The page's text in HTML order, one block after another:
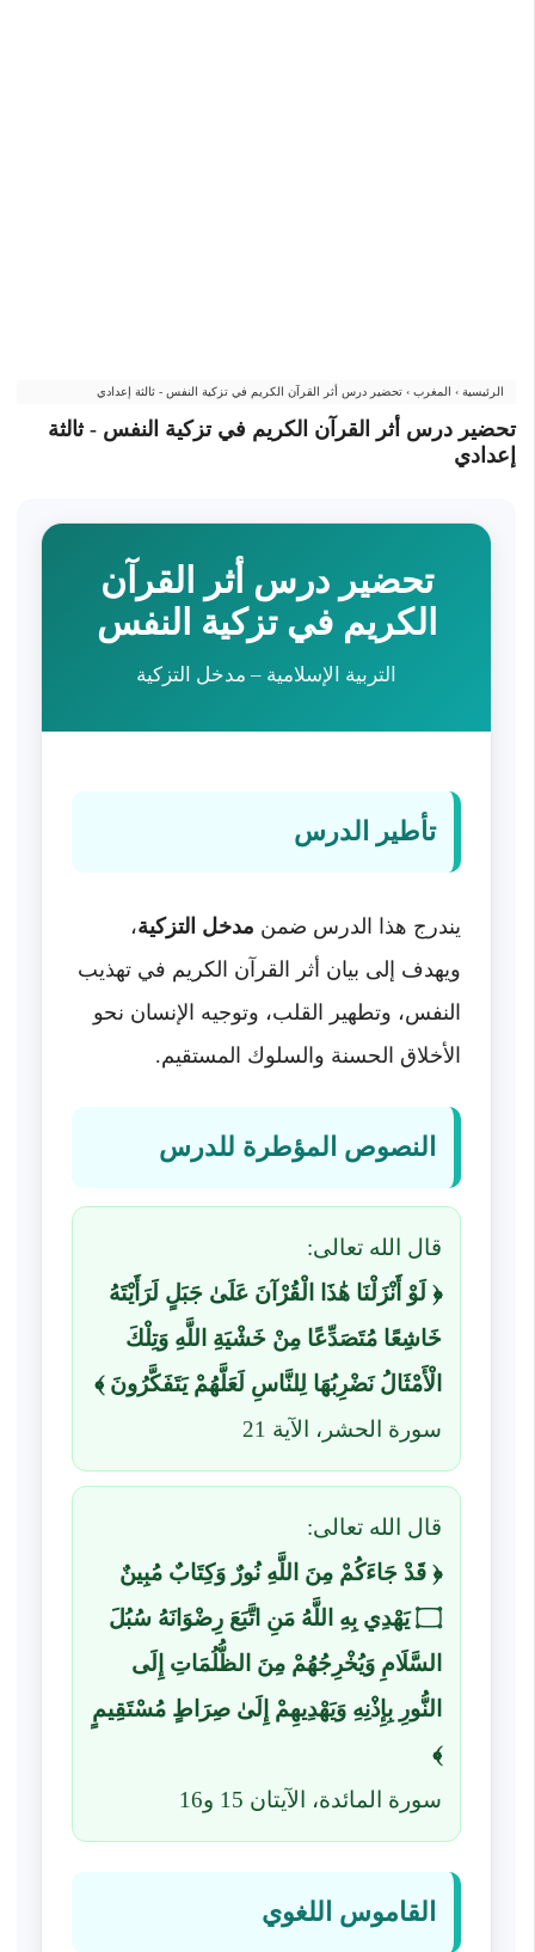
الرئيسية › المغرب › تحضير درس أثر القرآن الكريم في تزكية النفس - ثالثة إعدادي
تحضير درس أثر القرآن الكريم في تزكية النفس - ثالثة
إعدادي
تحضير درس أثر القرآن
الكريم في تزكية النفس
التربية الإسلامية – مدخل التزكية
تأطير الدرس
يندرج هذا الدرس ضمن مدخل التزكية،
ويهدف إلى بيان أثر القرآن الكريم في تهذيب
النفس، وتطهير القلب، وتوجيه الإنسان نحو
الأخلاق الحسنة والسلوك المستقيم.
النصوص المؤطرة للدرس
قال الله تعالى:
﴿ لَوْ أَنْزَلْنَا هَٰذَا الْقُرْآنَ عَلَىٰ جَبَلٍ لَرَأَيْتَهُ
خَاشِعًا مُتَصَدِّعًا مِنْ خَشْيَةِ اللَّهِ وَتِلْكَ
الْأَمْثَالُ نَضْرِبُهَا لِلنَّاسِ لَعَلَّهُمْ يَتَفَكَّرُونَ ﴾
سورة الحشر، الآية 21
قال الله تعالى:
﴿ قَدْ جَاءَكُمْ مِنَ اللَّهِ نُورٌ وَكِتَابٌ مُبِينٌ
۝ يَهْدِي بِهِ اللَّهُ مَنِ اتَّبَعَ رِضْوَانَهُ سُبُلَ
السَّلَامِ وَيُخْرِجُهُمْ مِنَ الظُّلُمَاتِ إِلَى
النُّورِ بِإِذْنِهِ وَيَهْدِيهِمْ إِلَىٰ صِرَاطٍ مُسْتَقِيمٍ
﴾
سورة المائدة، الآيتان 15 و16
القاموس اللغوي